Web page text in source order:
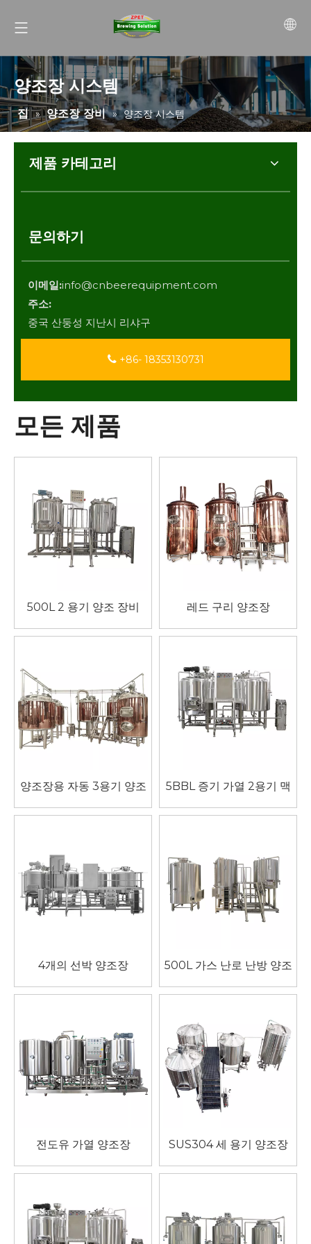
양조장 시스템
집 » 양조장 장비 » 양조장 시스템
제품 카테고리
문의하기
이메일:info@cnbeerequipment.com
주소:
중국 산둥성 지난시 리샤구
+86- 18353130731
모든 제품
500L 2 용기 양조 장비 레드 구리 양조장
양조장용 자동 3용기 양조
장
5BBL 증기 가열 2용기 맥
주 양조장
4개의 선박 양조장
500L 가스 난로 난방 양조
장
전도유 가열 양조장
SUS304 세 용기 양조장
시스템